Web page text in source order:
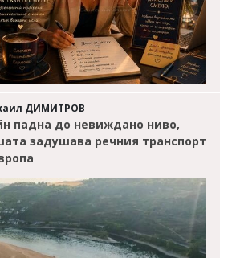
ДИМИТРОВ
падна до невиждано ниво,
задушава речния транспорт